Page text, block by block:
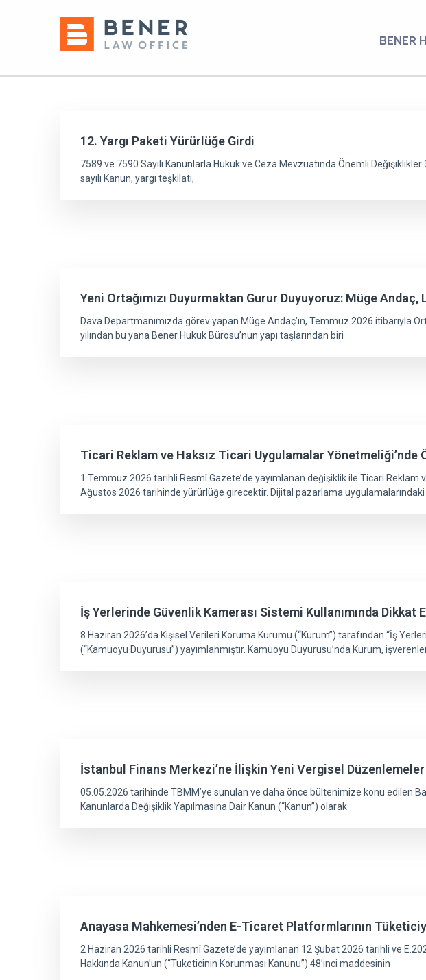
BENER
12. Yargı Paketi Yürürlüğe Girdi
7589 ve 7590 Sayılı Kanunlarla Hukuk ve Ceza Mevzuatında Önemli
sayılı Kanun, yargı teşkilatı,
Yeni Ortağımızı Duyurmaktan Gurur Duyuyoruz: Müge Andaç,
Dava Departmanımızda görev yapan Müge Andaç’ın, Temmuz 2026
yılından bu yana Bener Hukuk Bürosu’nun yapı taşlarından biri
Ticari Reklam ve Haksız Ticari Uygulamalar Yönetmeliği’nde
1 Temmuz 2026 tarihli Resmî Gazete’de yayımlanan değişiklik ile Ticari
Ağustos 2026 tarihinde yürürlüğe girecektir. Dijital pazarlama
İş Yerlerinde Güvenlik Kamerası Sistemi Kullanımında
8 Haziran 2026’da Kişisel Verileri Koruma Kurumu (“Kurum”) tarafından “İş
(“Kamuoyu Duyurusu”) yayımlanmıştır. Kamuoyu Duyurusu’nda Kurum,
İstanbul Finans Merkezi’ne İlişkin Yeni Vergisel Düzenlemeler
05.05.2026 tarihinde TBMM’ye sunulan ve daha önce bültenimize konu edilen
Kanunlarda Değişiklik Yapılmasına Dair Kanun (“Kanun”) olarak
Anayasa Mahkemesi’nden E-Ticaret Platformlarının
2 Haziran 2026 tarihli Resmî Gazete’de yayımlanan 12 Şubat 2026 tarihli ve
Hakkında Kanun’un (“Tüketicinin Korunması Kanunu”) 48’inci maddesinin